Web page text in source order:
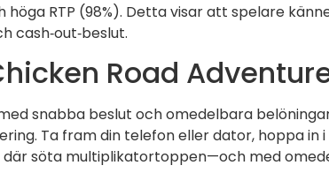
RTP (98%). Detta visar att spelare
cash‑out‑beslut.
Road
snabba beslut och omedelbara
Ta fram din telefon eller dator, hoppa in i
söta multiplikatortoppen—och med